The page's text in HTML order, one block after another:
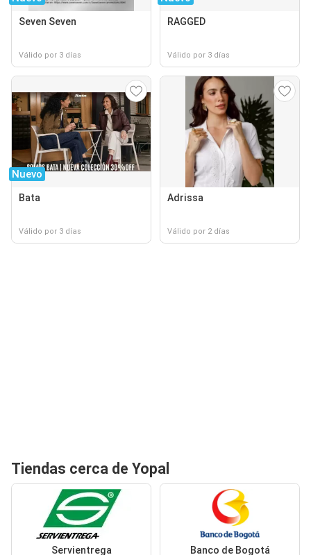
Seven Seven
Válido por 3 días
RAGGED
Válido por 3 días
Nuevo
Bata
Válido por 3 días
Adrissa
Válido por 2 días
Tiendas cerca de Yopal
Servientrega Banco de Bogotá